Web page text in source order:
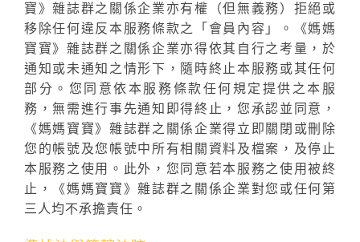
寶》雜誌群之關係企業亦有權（但無義務）拒絕或
移除任何違反本服務條款之「會員內容」。《媽媽
寶寶》雜誌群之關係企業亦得依其自行之考量，於
通知或未通知之情形下，隨時終止本服務或其任何
部分。您同意依本服務條款任何規定提供之本服
務，無需進行事先通知即得終止，您承認並同意，
《媽媽寶寶》雜誌群之關係企業得立即關閉或刪除
您的帳號及您帳號中所有相關資料及檔案，及停止
本服務之使用。此外，您同意若本服務之使用被終
止，《媽媽寶寶》雜誌群之關係企業對您或任何第
三人均不承擔責任。